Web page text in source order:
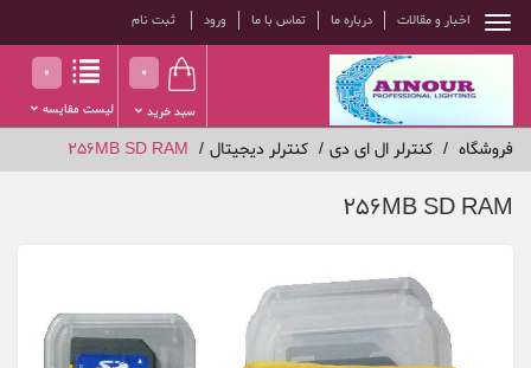
اخبار و مقالات درباره ما تماس با ما ورود ثبت نام
0
سبد خرید
0
لیست مقایسه
فروشگاه کنترلر ال ای دی کنترلر دیجیتال 256MB SD RAM
256MB SD RAM